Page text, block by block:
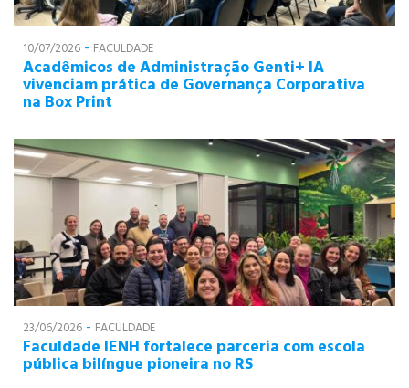
10/07/2026 - FACULDADE
Acadêmicos de Administração Genti+ IA
vivenciam prática de Governança Corporativa
na Box Print
23/06/2026 - FACULDADE
Faculdade IENH fortalece parceria com escola
pública bilíngue pioneira no RS